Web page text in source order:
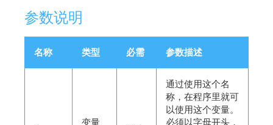
参数说明
名称 类型 必需 参数描述
变量
通过使用这个名
称，在程序里就可
以使用这个变量。
必须以字母开头，